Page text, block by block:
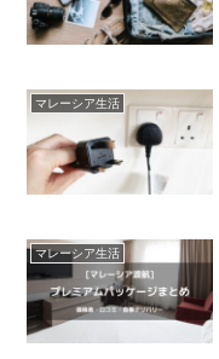
マレーシア生活
マレーシア生活